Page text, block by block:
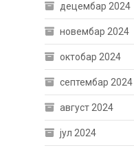
децембар 2024
новембар 2024
октобар 2024
септембар 2024
август 2024
јул 2024